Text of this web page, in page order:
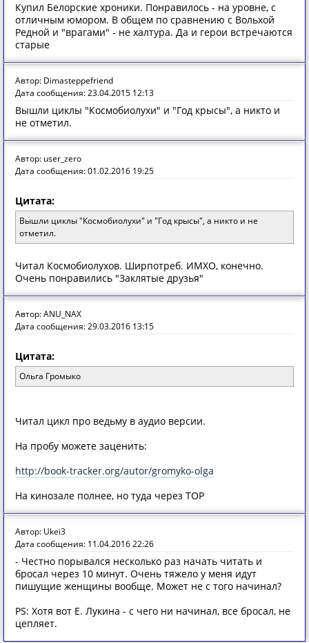
Купил Белорские хроники. Понравилось - на уровне, с
отличным юмором. В общем по сравнению с Вольхой
Редной и "врагами" - не халтура. Да и герои встречаются
старые
Автор: Dimasteppefriend
Дата сообщения: 23.04.2015 12:13
Вышли циклы "Космобиолухи" и "Год крысы", а никто и
не отметил.
Автор: user_zero
Дата сообщения: 01.02.2016 19:25
Цитата:
Вышли циклы "Космобиолухи" и "Год крысы", а никто и не
отметил.
Читал Космобиолухов. Ширпотреб. ИМХО, конечно.
Очень понравились "Заклятые друзья"
Автор: ANU_NAX
Дата сообщения: 29.03.2016 13:15
Цитата:
Ольга Громыко
Читал цикл про ведьму в аудио версии.
На пробу можете заценить:
http://book-tracker.org/autor/gromyko-olga
На кинозале полнее, но туда через ТОР
Автор: Ukei3
Дата сообщения: 11.04.2016 22:26
- Честно порывался несколько раз начать читать и
бросал через 10 минут. Очень тяжело у меня идут
пишущие женщины вообще. Может не с того начинал?
PS: Хотя вот Е. Лукина - с чего ни начинал, все бросал, не
цепляет.